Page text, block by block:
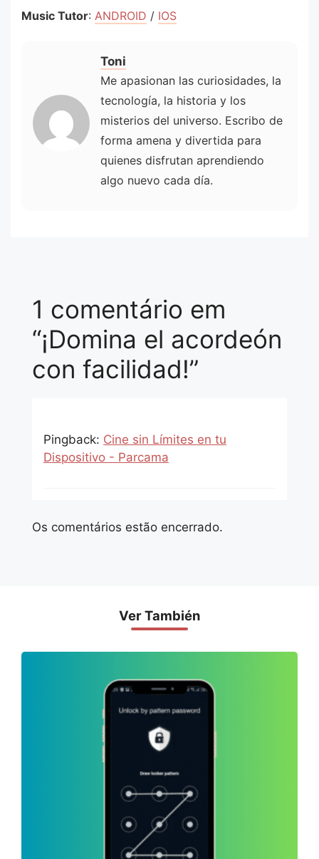
Music Tutor: ANDROID / IOS
Toni
Me apasionan las curiosidades, la
tecnología, la historia y los
misterios del universo. Escribo de
forma amena y divertida para
quienes disfrutan aprendiendo
algo nuevo cada día.
1 comentário em
“¡Domina el acordeón
con facilidad!”
Pingback: Cine sin Límites en tu
Dispositivo - Parcama
Os comentários estão encerrado.
Ver También